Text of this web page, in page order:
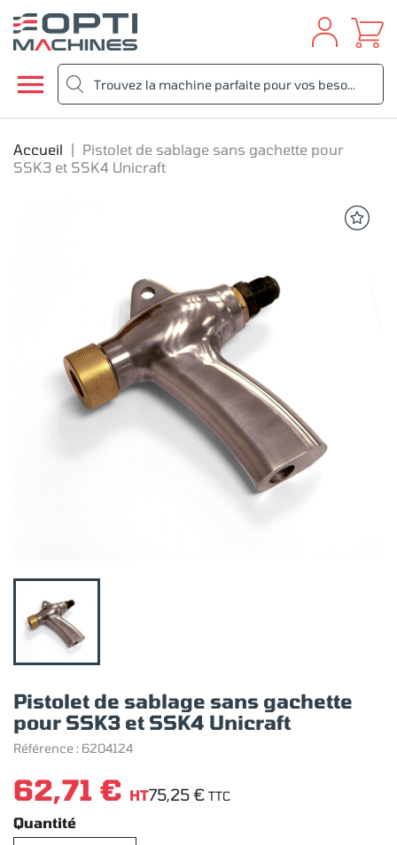

Accueil
Pistolet de sablage sans gachette pour
SSK3 et SSK4 Unicraft
Pistolet de sablage sans gachette
pour SSK3 et SSK4 Unicraft
Référence : 6204124
62,71 € HT75,25 € TTC
Quantité